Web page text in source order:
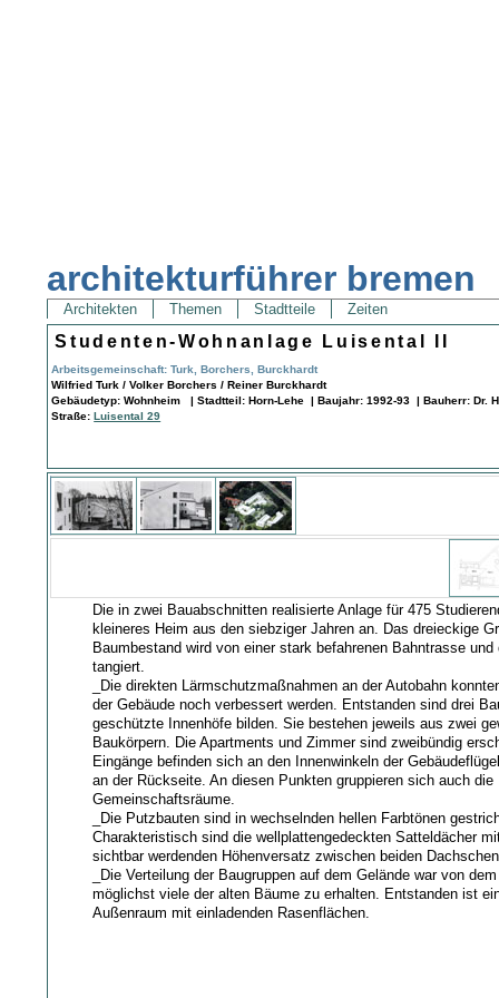
architekturführer bremen
Architekten Themen Stadtteile Zeiten
Studenten-Wohnanlage Luisental II
Arbeitsgemeinschaft: Turk, Borchers, Burckhardt
Wilfried Turk / Volker Borchers / Reiner Burckhardt
Gebäudetyp: Wohnheim | Stadtteil: Horn-Lehe | Baujahr: 1992-93 | Bauherr: Dr.
Straße:Luisental 29
Die in zwei Bauabschnitten realisierte Anlage für 475
kleineres Heim aus den siebziger Jahren an. Das dreieckige
Baumbestand wird von einer stark befahrenen Bahntrasse und
tangiert.
_Die direkten Lärmschutzmaßnahmen an der Autobahn
der Gebäude noch verbessert werden. Entstanden sind drei
geschützte Innenhöfe bilden. Sie bestehen jeweils aus zwei
Baukörpern. Die Apartments und Zimmer sind zweibündig
Eingänge befinden sich an den Innenwinkeln der
an der Rückseite. An diesen Punkten gruppieren sich auch die
Gemeinschaftsräume.
_Die Putzbauten sind in wechselnden hellen Farbtönen
Charakteristisch sind die wellplattengedeckten Satteldächer
sichtbar werdenden Höhenversatz zwischen beiden
_Die Verteilung der Baugruppen auf dem Gelände war von
möglichst viele der alten Bäume zu erhalten. Entstanden ist
Außenraum mit einladenden Rasenflächen.